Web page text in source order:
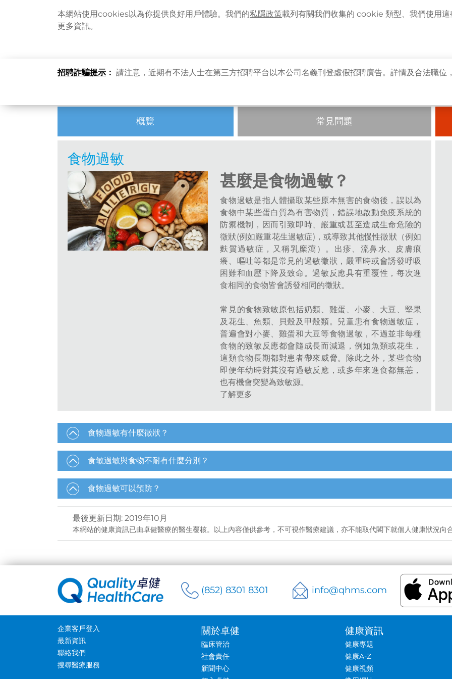
本網站使用cookies以為你提供良好用戶體驗。我們的私隱政策載列有關我們收集的 cookie 類型、我們使用
更多資訊。
招聘詐騙提示 ： 請注意，近期有不法人士在第三方招聘平台以本公司名義刊登虛假招聘廣告。詳情及合法職位
語言 企業客戶登入 最新資訊
概覽 常見問題
食物過敏
甚麼是食物過敏？
食物過敏是指人體攝取某些原本無害的食物後，誤以為
食物中某些蛋白質為有害物質，錯誤地啟動免疫系統的
防禦機制，因而引致即時、嚴重或甚至造成生命危險的
徵狀(例如嚴重花生過敏症)，或導致其他慢性徵狀（例如
麩質過敏症，又稱乳糜瀉）。出疹、流鼻水、皮膚痕
癢、嘔吐等都是常見的過敏徵狀，嚴重時或會誘發呼吸
困難和血壓下降及致命。過敏反應具有重覆性，每次進
食相同的食物皆會誘發相同的徵狀。
常見的食物致敏原包括奶類、雞蛋、小麥、大豆、堅果
及花生、魚類、貝殼及甲殼類。兒童患有食物過敏症，
普遍會對小麥、雞蛋和大豆等食物過敏，不過並非每種
食物的致敏反應都會隨成長而減退，例如魚類或花生，
這類食物長期都對患者帶來威脅。除此之外，某些食物
即便年幼時對其沒有過敏反應，或多年來進食都無恙，
也有機會突變為致敏源。
了解更多
食物過敏有什麼徵狀？
食敏過敏與食物不耐有什麼分別？
食物過敏可以預防？
最後更新日期: 2019年10月
本網站的健康資訊已由卓健醫療的醫生覆核。以上內容僅供參考，不可視作醫療建議，亦不能取代閣下就個人健康狀況向
(852) 8301 8301 info@qhms.com
企業客戶登入
最新資訊
聯絡我們
搜尋醫療服務
關於卓健
臨床管治
社會責任
新聞中心
健康資訊
健康專題
健康A-Z
健康視頻